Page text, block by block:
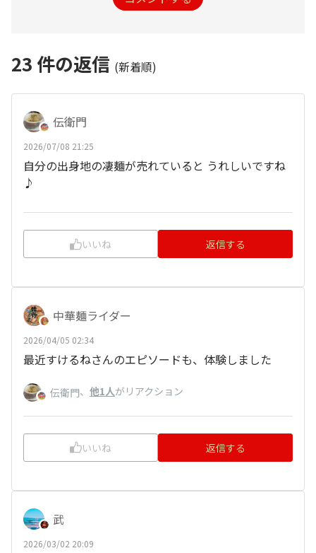
23 件の返信 (新着順)
伝衛門
2026/07/08 21:25
自分の出身地の凄麺が売れていると うれしいですね
♪
いいね 返信する
中華麺ライダー
2026/04/05 02:34
最近すけるねさんのエピソードも、体験しました
伝衛門、 他1人がリアクション
いいね 返信する
武
2026/03/02 20:09